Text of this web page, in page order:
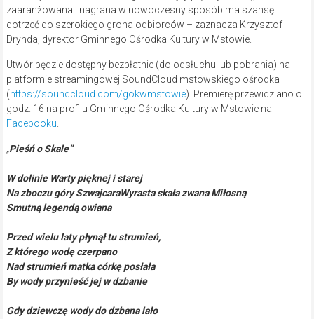
zaaranżowana i nagrana w nowoczesny sposób ma szansę
dotrzeć do szerokiego grona odbiorców – zaznacza Krzysztof
Drynda, dyrektor Gminnego Ośrodka Kultury w Mstowie.
Utwór będzie dostępny bezpłatnie (do odsłuchu lub pobrania) na
platformie streamingowej SoundCloud mstowskiego ośrodka
(https://soundcloud.com/gokwmstowie). Premierę przewidziano o
godz. 16 na profilu Gminnego Ośrodka Kultury w Mstowie na
Facebooku
„Pieśń o Skale”
W dolinie Warty pięknej i starej
Na zboczu góry SzwajcaraWyrasta skała zwana Miłosną
Smutną legendą owiana
Przed wielu laty płynął tu strumień,
Z którego wodę czerpano
Nad strumień matka córkę posłała
By wody przynieść jej w dzbanie
Gdy dziewczę wody do dzbana lało